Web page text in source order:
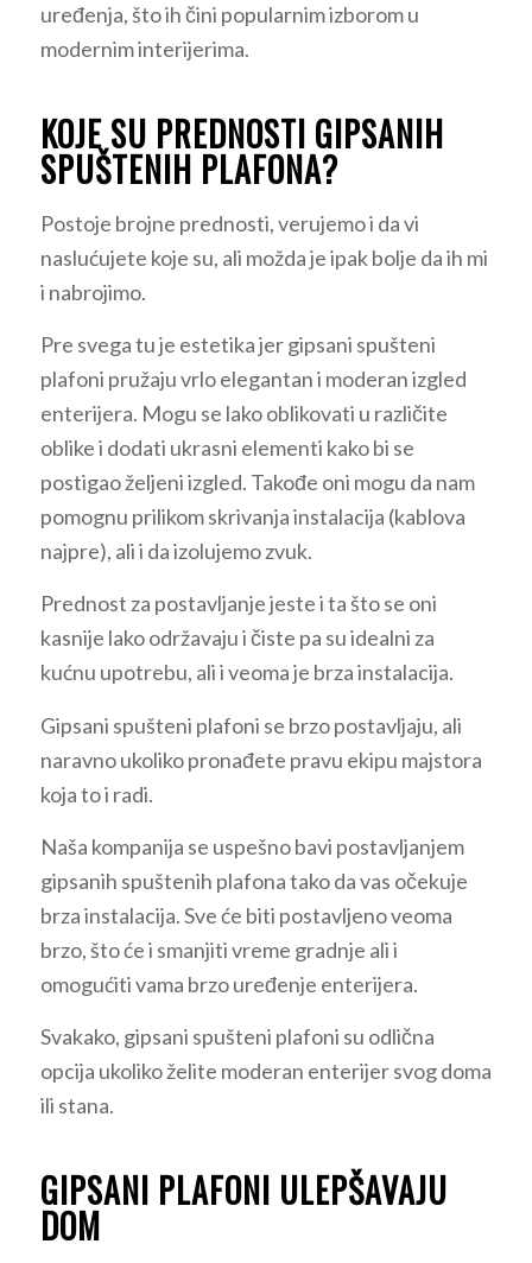
uređenja, što ih čini popularnim izborom u
modernim interijerima.
KOJE SU PREDNOSTI GIPSANIH
SPUŠTENIH PLAFONA?
Postoje brojne prednosti, verujemo i da vi
naslućujete koje su, ali možda je ipak bolje da ih mi
i nabrojimo.
Pre svega tu je estetika jer gipsani spušteni
plafoni pružaju vrlo elegantan i moderan izgled
enterijera. Mogu se lako oblikovati u različite
oblike i dodati ukrasni elementi kako bi se
postigao željeni izgled. Takođe oni mogu da nam
pomognu prilikom skrivanja instalacija (kablova
najpre), ali i da izolujemo zvuk.
Prednost za postavljanje jeste i ta što se oni
kasnije lako održavaju i čiste pa su idealni za
kućnu upotrebu, ali i veoma je brza instalacija.
Gipsani spušteni plafoni se brzo postavljaju, ali
naravno ukoliko pronađete pravu ekipu majstora
koja to i radi.
Naša kompanija se uspešno bavi postavljanjem
gipsanih spuštenih plafona tako da vas očekuje
brza instalacija. Sve će biti postavljeno veoma
brzo, što će i smanjiti vreme gradnje ali i
omogućiti vama brzo uređenje enterijera.
Svakako, gipsani spušteni plafoni su odlična
opcija ukoliko želite moderan enterijer svog doma
ili stana.
GIPSANI PLAFONI ULEPŠAVAJU
DOM